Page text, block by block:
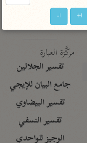
تفسير ابن عثيمين
مركَّزة العبارة
تفسير الجلالين
جامع البيان للإيجي
تفسير البيضاوي
تفسير النسفي
الوجيز للواحدي
ا+ ا-